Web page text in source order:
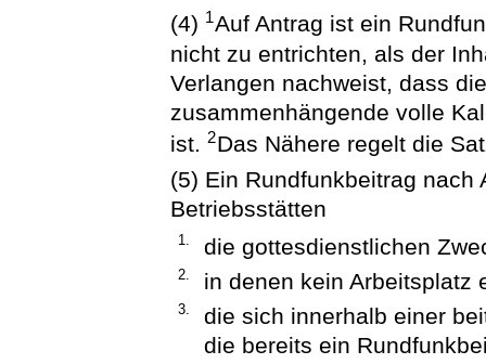
(4) 1Auf Antrag ist ein
nicht zu entrichten, als der
Verlangen nachweist, dass
zusammenhängende volle
ist.2Das Nähere regelt die
(5) Ein Rundfunkbeitrag
Betriebsstätten
1. die gottesdienstlichen
2. in denen kein Arbeitsplatz
3.
die sich innerhalb einer
die bereits ein